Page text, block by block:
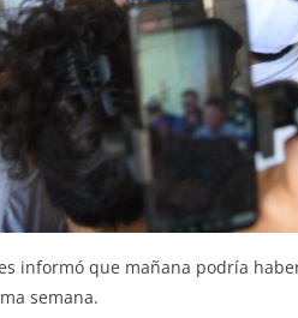
informó que mañana podría
semana.